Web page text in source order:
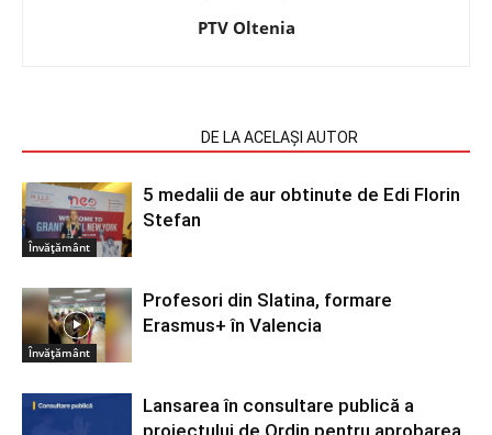
PTV Oltenia
DE LA ACELAȘI AUTOR
Învățământ
5 medalii de aur obtinute de Edi Florin
Stefan
Învățământ
Profesori din Slatina, formare
Erasmus+ în Valencia
Lansarea în consultare publică a
proiectului de Ordin pentru aprobarea